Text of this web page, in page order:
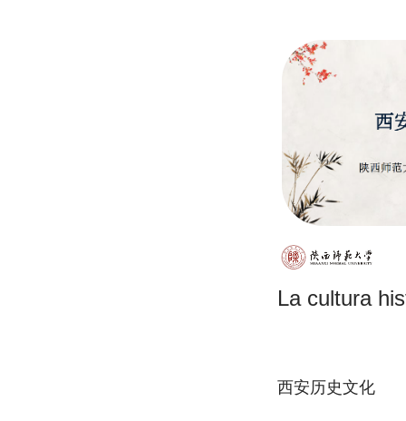
La cultura
西安历史文化